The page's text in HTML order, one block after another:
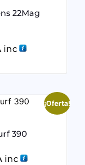
22Mag
inc
¡Oferta!
390
inc